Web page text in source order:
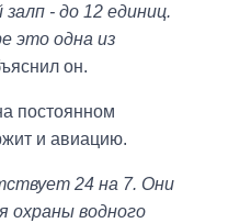
- до 12 единиц.
это одна из
он.
постоянном
и авиацию.
24 на 7. Они
охраны водного